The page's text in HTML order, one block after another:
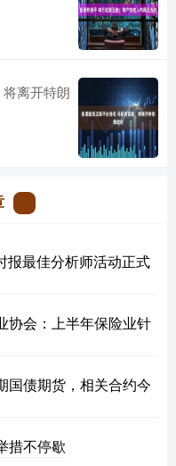
离开特朗
报最佳分析师活动正式
协会：上半年保险业针
国债期货，相关合约今
措不停歇